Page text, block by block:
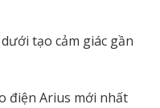
tạo cảm giác gần
điện Arius mới nhất